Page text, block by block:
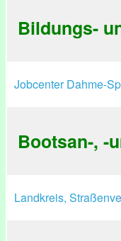
Bildungs-
Jobcenter Dahme-
Bootsan-, -
Landkreis,